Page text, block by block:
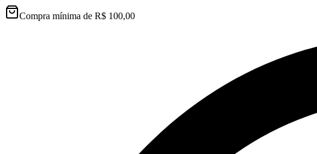
Compra mínima de R$ 100,00